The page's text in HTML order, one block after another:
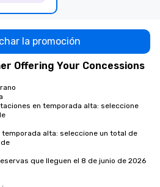
Offering Your Concessions
la promoción
en temporada alta: seleccione
temporada alta: seleccione un total de
que lleguen el 8 de junio de 2026